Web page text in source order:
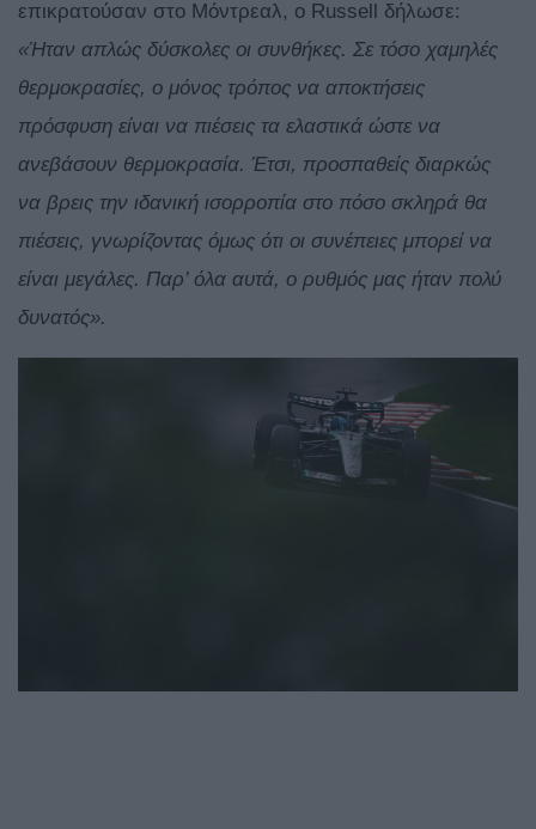
επικρατούσαν στο Μόντρεαλ, ο Russell δήλωσε:
«Ήταν απλώς δύσκολες οι συνθήκες. Σε τόσο χαμηλές
θερμοκρασίες, ο μόνος τρόπος να αποκτήσεις
πρόσφυση είναι να πιέσεις τα ελαστικά ώστε να
ανεβάσουν θερμοκρασία. Έτσι, προσπαθείς διαρκώς
να βρεις την ιδανική ισορροπία στο πόσο σκληρά θα
πιέσεις, γνωρίζοντας όμως ότι οι συνέπειες μπορεί να
είναι μεγάλες. Παρ’ όλα αυτά, ο ρυθμός μας ήταν πολύ
δυνατός».